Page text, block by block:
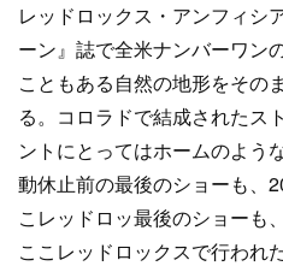
レッドロックス・アンフィシ
ーン』誌で全米ナンバーワン
こともある自然の地形をその
る。コロラドで結成されたス
ントにとってはホームのよう
動休止前の最後のショーも、
こレッドロッ最後のショーも
ここレッドロックスで行われた